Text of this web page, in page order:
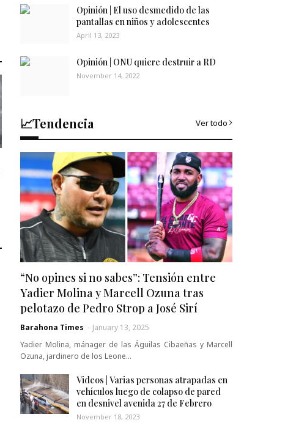
Opinión | El uso desmedido de las
pantallas en niños y adolescentes
April 13, 2023
Opinión | ONU quiere destruir a RD
November 14, 2022
📈Tendencia Ver todo
“No opines si no sabes”: Tensión entre
Yadier Molina y Marcell Ozuna tras
pelotazo de Pedro Strop a José Sirí
Barahona Times - January 13, 2025
Yadier Molina, mánager de las Águilas Cibaeñas y Marcell
Ozuna, jardinero de los Leone…
Videos | Varias personas atrapadas en
vehículos luego de colapso de pared
en desnivel avenida 27 de Febrero
November 18, 2023